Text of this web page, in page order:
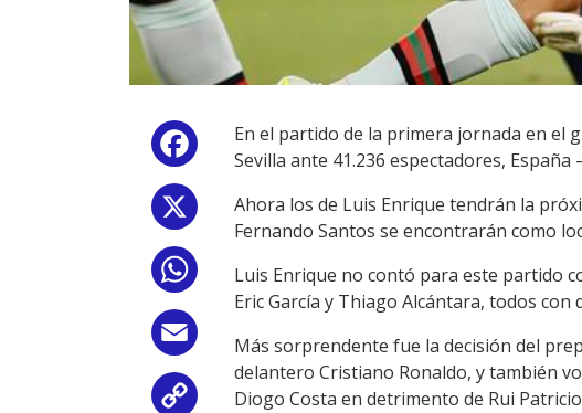
Facebook
WhatsApp
Email
Copy
En el partido de la primera jornada en el
Sevilla ante 41.236 espectadores,
Ahora los de Luis Enrique tendrán la
Fernando Santos se encontrarán como
Luis Enrique no contó para este partido
Eric García y Thiago Alcántara, todos con
Más sorprendente fue la decisión del
delantero Cristiano Ronaldo, y también
Diogo Costa en detrimento de Rui